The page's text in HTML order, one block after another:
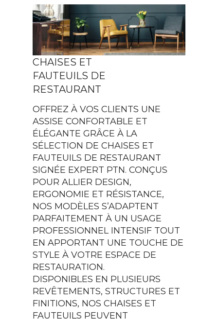
CHAISES ET
FAUTEUILS DE
RESTAURANT
OFFREZ À VOS CLIENTS UNE
ASSISE CONFORTABLE ET
ÉLÉGANTE GRÂCE À LA
SÉLECTION DE CHAISES ET
FAUTEUILS DE RESTAURANT
SIGNÉE EXPERT PTN. CONÇUS
POUR ALLIER DESIGN,
ERGONOMIE ET RÉSISTANCE,
NOS MODÈLES S’ADAPTENT
PARFAITEMENT À UN USAGE
PROFESSIONNEL INTENSIF TOUT
EN APPORTANT UNE TOUCHE DE
STYLE À VOTRE ESPACE DE
RESTAURATION.
DISPONIBLES EN PLUSIEURS
REVÊTEMENTS, STRUCTURES ET
FINITIONS, NOS CHAISES ET
FAUTEUILS PEUVENT